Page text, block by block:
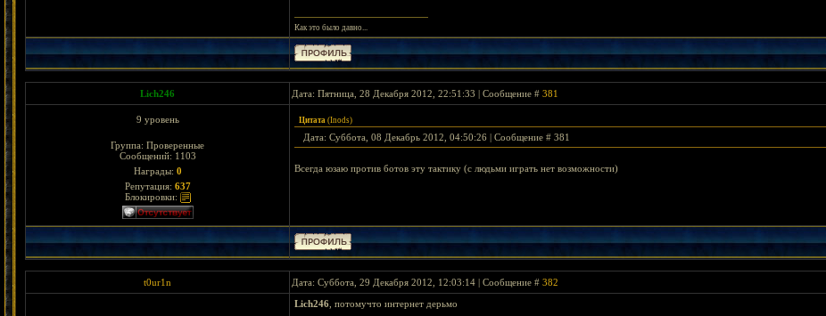
Как это было давно...
Lich246 Дата: Пятница, 28 Декабря 2012, 22:51:33 | Сообщение # 381
9 уровень
Группа: Проверенные
Сообщений: 1103
Награды: 0
Репутация: 637
Блокировки:
Цитата (Inods)
Дата: Суббота, 08 Декабрь 2012, 04:50:26 | Сообщение # 381
Всегда юзаю против ботов эту тактику (с людьми играть нет возможности)
t0ur1n Дата: Суббота, 29 Декабря 2012, 12:03:14 | Сообщение # 382
Lich246 , потомучто интернет дерьмо